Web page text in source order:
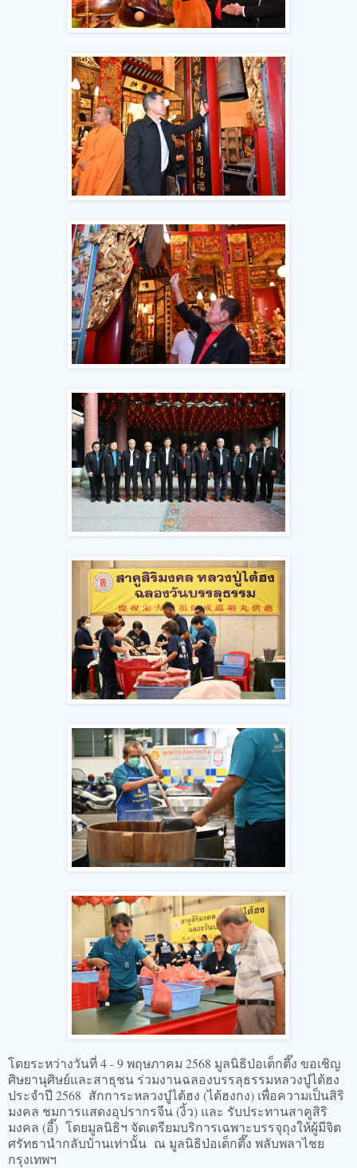
โดยระหว่างวันที่ 4 - 9 พฤษภาคม 2568 มูลนิธิป่อเต็กตึ๊ง ขอเชิญ
ศิษยานุศิษย์และสาธุชน ร่วมงานฉลองบรรลุธรรมหลวงปู่ไต้ฮง
ประจำปี 2568 สักการะหลวงปู่ไต้ฮง (ไต้ฮงกง) เพื่อความเป็นสิริ
มงคล ชมการแสดงอุปรากรจีน (งิ้ว) และ รับประทานสาคูสิริ
มงคล (อี๊) โดยมูลนิธิฯ จัดเตรียมบริการเฉพาะบรรจุถุงให้ผู้มีจิต
ศรัทธานำกลับบ้านเท่านั้น ณ มูลนิธิป่อเต็กตึ๊ง พลับพลาไชย
กรุงเทพฯ